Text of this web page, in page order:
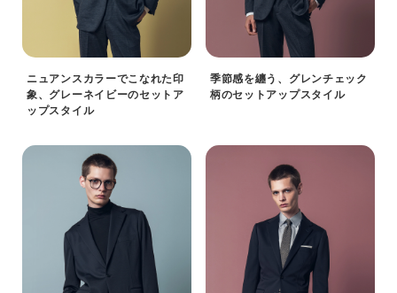
ニュアンスカラーでこなれた印
象、グレーネイビーのセットア
ップスタイル
季節感を纏う、グレンチェック
柄のセットアップスタイル